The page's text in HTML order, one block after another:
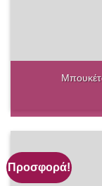
Προσφορά!